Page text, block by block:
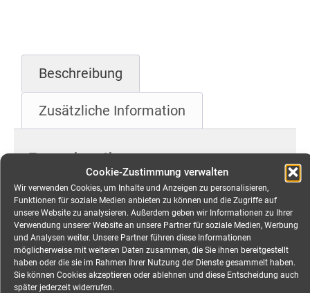
Cookie-Zustimmung verwalten
Wir verwenden Cookies, um Inhalte und Anzeigen zu personalisieren,
Funktionen für soziale Medien anbieten zu können und die Zugriffe auf
unsere Website zu analysieren. Außerdem geben wir Informationen zu Ihrer
Verwendung unserer Website an unsere Partner für soziale Medien, Werbung
und Analysen weiter. Unsere Partner führen diese Informationen
möglicherweise mit weiteren Daten zusammen, die Sie ihnen bereitgestellt
haben oder die sie im Rahmen Ihrer Nutzung der Dienste gesammelt haben.
Sie können Cookies akzeptieren oder ablehnen und diese Entscheidung auch
später jederzeit widerrufen.
Beschreibung
Zusätzliche Information
Beschreibung
Verteiler CEE 63A auf 1x
CEE 63A, 2x CEE 32A, 1x
CEE 16A, 6x Schuko, 1x PE-
Dinse mieten